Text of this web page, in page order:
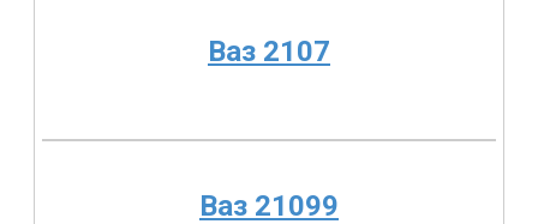
Ваз 2107
Ваз 21099